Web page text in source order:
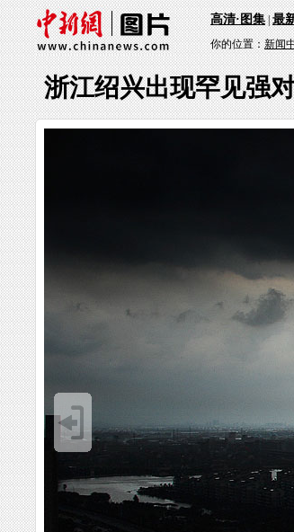
高清·图集|最
你的位置：新闻
浙江绍兴出现罕见强